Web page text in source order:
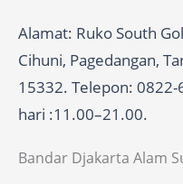
Alamat: Ruko South
Cihuni, Pagedangan,
15332. Telepon:
hari :11.00–21.00.
Bandar Djakarta Alam